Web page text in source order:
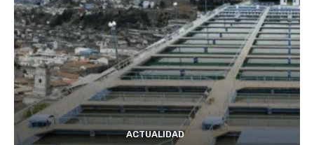
ACTUALIDAD